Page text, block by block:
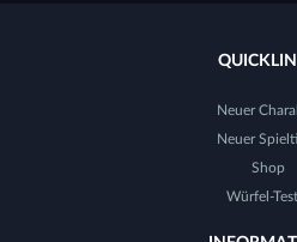
Neuer
Neuer
Shop
Würfel-